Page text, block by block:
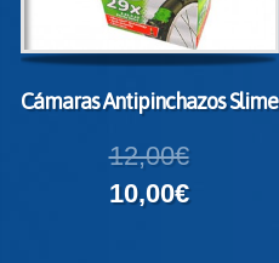
Cámaras Antipinchazos Slime
12,00€
10,00€